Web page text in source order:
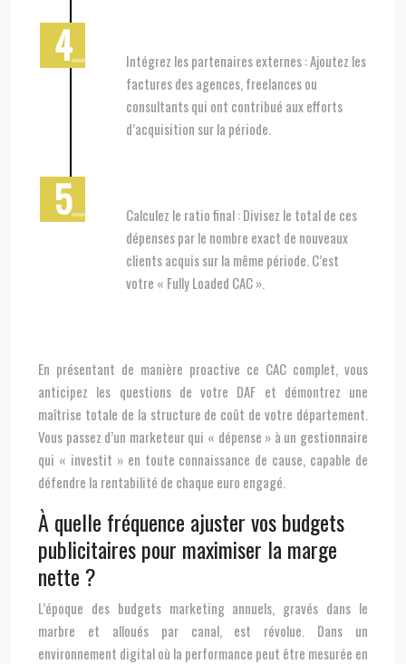
Intégrez les partenaires externes : Ajoutez les
factures des agences, freelances ou
consultants qui ont contribué aux efforts
d’acquisition sur la période.
Calculez le ratio final : Divisez le total de ces
dépenses par le nombre exact de nouveaux
clients acquis sur la même période. C’est
votre « Fully Loaded CAC ».
En présentant de manière proactive ce CAC complet, vous
anticipez les questions de votre DAF et démontrez une
maîtrise totale de la structure de coût de votre département.
Vous passez d’un marketeur qui « dépense » à un gestionnaire
qui « investit » en toute connaissance de cause, capable de
défendre la rentabilité de chaque euro engagé.
À quelle fréquence ajuster vos budgets
publicitaires pour maximiser la marge
nette ?
L’époque des budgets marketing annuels, gravés dans le
marbre et alloués par canal, est révolue. Dans un
environnement digital où la performance peut être mesurée en